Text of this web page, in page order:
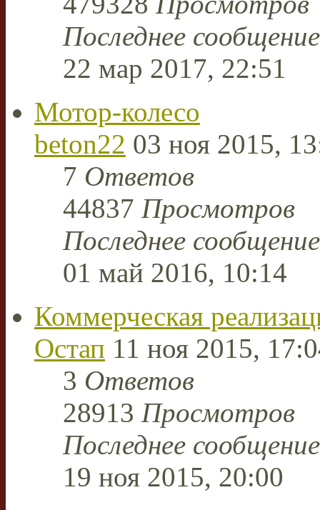
Последнее
22 мар 2017, 22:51
Мотор-колесо
beton22 03 ноя 2015,
7 Ответов
44837 Просмотров
Последнее
01 май 2016, 10:14
Коммерческая
Остап 11 ноя 2015,
3 Ответов
28913 Просмотров
Последнее
19 ноя 2015, 20:00